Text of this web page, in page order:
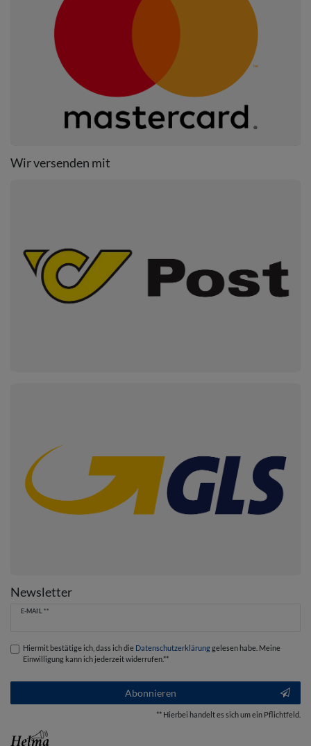
Wir versenden mit
Newsletter
E-MAIL **
Newsletter
Hiermit bestätige ich, dass ich die Daten­schutz­erklärunggelesen habe. Meine
Einwilligung kann ich jederzeit widerrufen.**
Abonnieren
** Hierbei handelt es sich um ein Pflichtfeld.